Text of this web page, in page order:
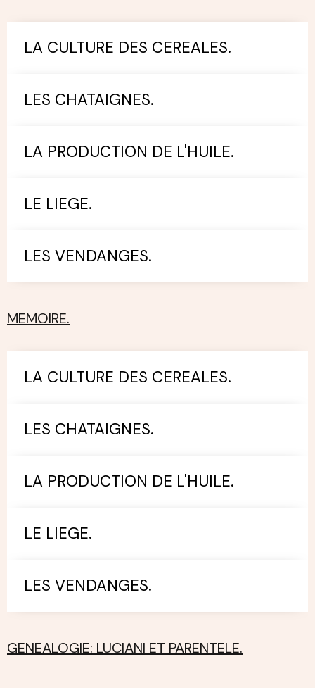
LA CULTURE DES CEREALES.
LES CHATAIGNES.
LA PRODUCTION DE L'HUILE.
LE LIEGE.
LES VENDANGES.
MEMOIRE.
LA CULTURE DES CEREALES.
LES CHATAIGNES.
LA PRODUCTION DE L'HUILE.
LE LIEGE.
LES VENDANGES.
GENEALOGIE: LUCIANI ET PARENTELE.